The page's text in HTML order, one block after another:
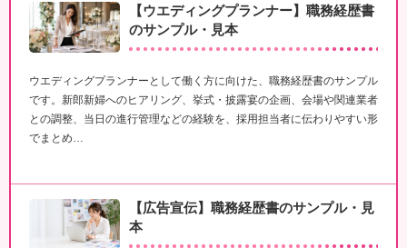
【ウエディングプランナー】職務経歴書
のサンプル・見本
ウエディングプランナーとして働く方に向けた、職務経歴書のサンプル
です。新郎新婦へのヒアリング、挙式・披露宴の企画、会場や関連業者
との調整、当日の進行管理などの経験を、採用担当者に伝わりやすい形
でまとめ…
【広告宣伝】職務経歴書のサンプル・見
本